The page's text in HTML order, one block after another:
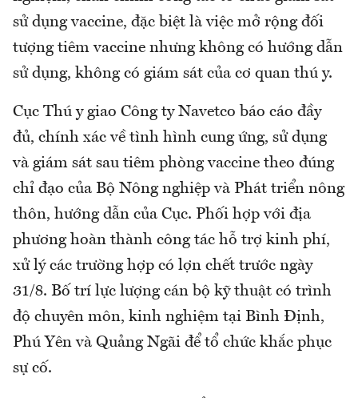
sử dụng vaccine, đặc biệt là việc mở rộng đối
tượng tiêm vaccine nhưng không có hướng dẫn
sử dụng, không có giám sát của cơ quan thú y.
Cục Thú y giao Công ty Navetco báo cáo đầy
đủ, chính xác về tình hình cung ứng, sử dụng
và giám sát sau tiêm phòng vaccine theo đúng
chỉ đạo của Bộ Nông nghiệp và Phát triển nông
thôn, hướng dẫn của Cục. Phối hợp với địa
phương hoàn thành công tác hỗ trợ kinh phí,
xử lý các trường hợp có lợn chết trước ngày
31/8. Bố trí lực lượng cán bộ kỹ thuật có trình
độ chuyên môn, kinh nghiệm tại Bình Định,
Phú Yên và Quảng Ngãi để tổ chức khắc phục
sự cố.